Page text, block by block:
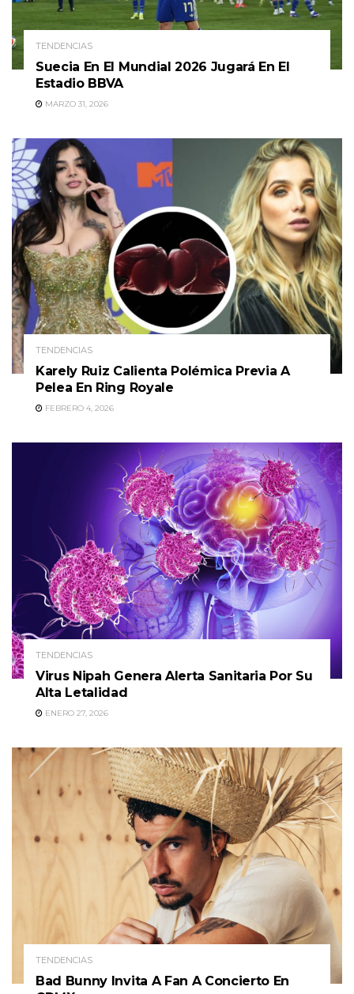
TENDENCIAS
Suecia En El Mundial 2026 Jugará En El
Estadio BBVA
MARZO 31, 2026
TENDENCIAS
Karely Ruiz Calienta Polémica Previa A
Pelea En Ring Royale
FEBRERO 4, 2026
TENDENCIAS
Virus Nipah Genera Alerta Sanitaria Por Su
Alta Letalidad
ENERO 27, 2026
TENDENCIAS
Bad Bunny Invita A Fan A Concierto En